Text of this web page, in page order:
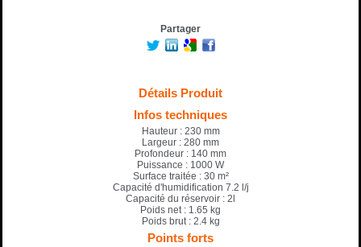
Partager
Détails Produit
Infos techniques
Hauteur : 230 mm
Largeur : 280 mm
Profondeur : 140 mm
Puissance : 1000 W
Surface traitée : 30 m²
Capacité d'humidification 7.2 l/j
Capacité du réservoir : 2l
Poids net : 1.65 kg
Poids brut : 2.4 kg
Points forts